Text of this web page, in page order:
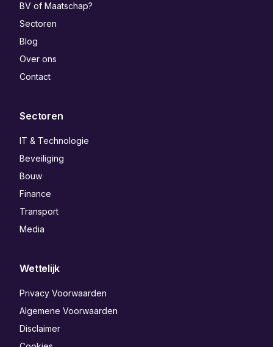
BV of Maatschap?
Sectoren
Blog
Over ons
Contact
Sectoren
IT & Technologie
Beveiliging
Bouw
Finance
Transport
Media
Wettelijk
Privacy Voorwaarden
Algemene Voorwaarden
Disclaimer